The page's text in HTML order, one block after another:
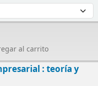
al carrito
: teoría y